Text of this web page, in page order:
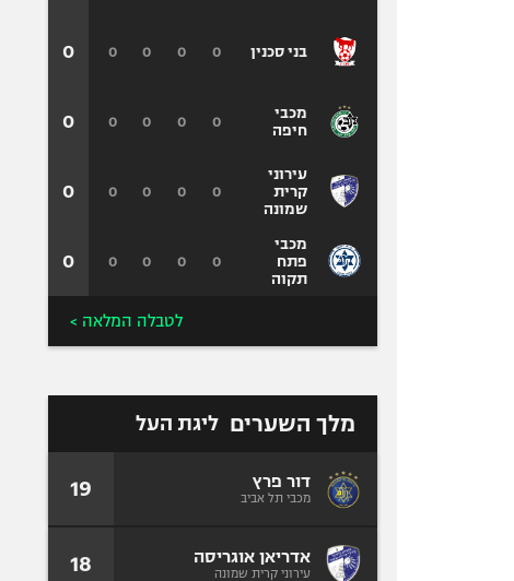
בני סכנין
מכבי
חיפה
עירוני
קרית
שמונה
מכבי
פתח
תקוה
0
0
0
0
0
0
0
0
0
0
0
0
0
0
0
0
0
0
0
0
לטבלה המלאה >
מלך השערים ליגת העל
דור פרץ
מכבי תל אביב 19
אדריאן אוגריסה
עירוני קרית שמונה 18